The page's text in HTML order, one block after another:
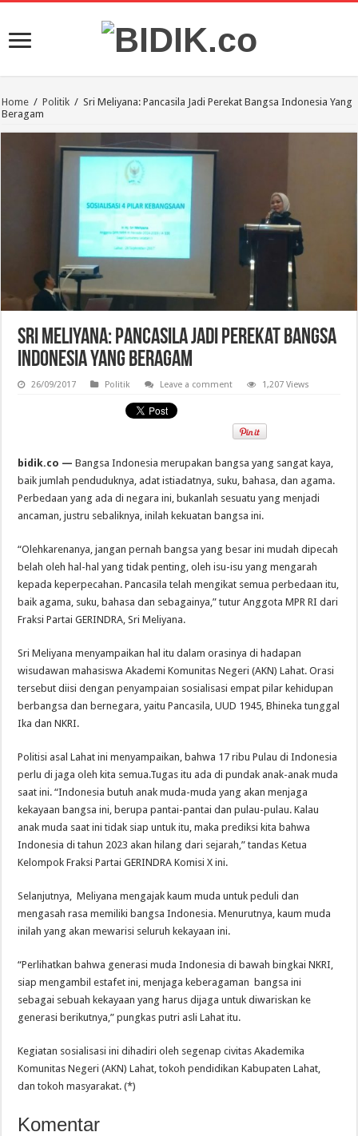
Home / Politik / Sri Meliyana: Pancasila Jadi Perekat Bangsa Indonesia Yang
Beragam
Sri Meliyana: Pancasila Jadi Perekat Bangsa
Indonesia Yang Beragam
26/09/2017 Politik Leave a comment 1,207 Views
bidik.co — Bangsa Indonesia merupakan bangsa yang sangat kaya,
baik jumlah penduduknya, adat istiadatnya, suku, bahasa, dan agama.
Perbedaan yang ada di negara ini, bukanlah sesuatu yang menjadi
ancaman, justru sebaliknya, inilah kekuatan bangsa ini.
“Olehkarenanya, jangan pernah bangsa yang besar ini mudah dipecah
belah oleh hal-hal yang tidak penting, oleh isu-isu yang mengarah
kepada keperpecahan. Pancasila telah mengikat semua perbedaan itu,
baik agama, suku, bahasa dan sebagainya,” tutur Anggota MPR RI dari
Fraksi Partai GERINDRA, Sri Meliyana.
Sri Meliyana menyampaikan hal itu dalam orasinya di hadapan
wisudawan mahasiswa Akademi Komunitas Negeri (AKN) Lahat. Orasi
tersebut diisi dengan penyampaian sosialisasi empat pilar kehidupan
berbangsa dan bernegara, yaitu Pancasila, UUD 1945, Bhineka tunggal
Ika dan NKRI.
Politisi asal Lahat ini menyampaikan, bahwa 17 ribu Pulau di Indonesia
perlu di jaga oleh kita semua.Tugas itu ada di pundak anak-anak muda
saat ini. “Indonesia butuh anak muda-muda yang akan menjaga
kekayaan bangsa ini, berupa pantai-pantai dan pulau-pulau. Kalau
anak muda saat ini tidak siap untuk itu, maka prediksi kita bahwa
Indonesia di tahun 2023 akan hilang dari sejarah,” tandas Ketua
Kelompok Fraksi Partai GERINDRA Komisi X ini.
Selanjutnya, Meliyana mengajak kaum muda untuk peduli dan
mengasah rasa memiliki bangsa Indonesia. Menurutnya, kaum muda
inilah yang akan mewarisi seluruh kekayaan ini.
“Perlihatkan bahwa generasi muda Indonesia di bawah bingkai NKRI,
siap mengambil estafet ini, menjaga keberagaman bangsa ini
sebagai sebuah kekayaan yang harus dijaga untuk diwariskan ke
generasi berikutnya,” pungkas putri asli Lahat itu.
Kegiatan sosialisasi ini dihadiri oleh segenap civitas Akademika
Komunitas Negeri (AKN) Lahat, tokoh pendidikan Kabupaten Lahat,
dan tokoh masyarakat. (*)
Komentar